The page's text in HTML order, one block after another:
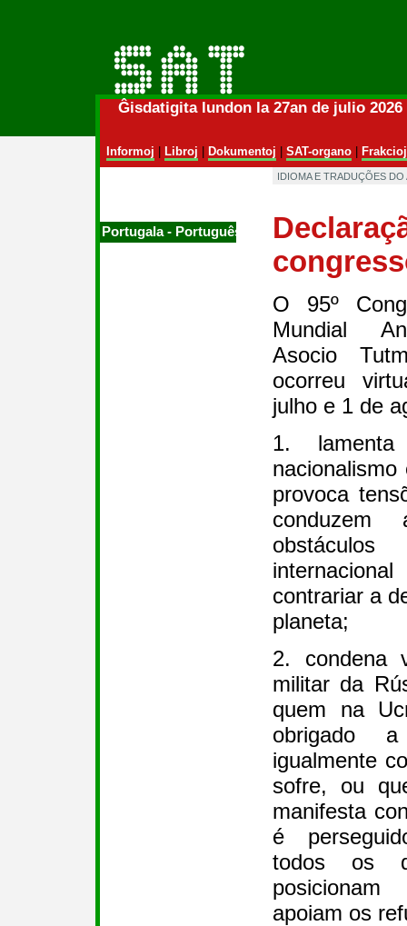
Ĝisdatigita lundon la 27an de julio
Informoj Libroj Dokumentoj SAT-organo| Frakcioj
Portugala ‑ Português
IDIOMA E TRADUÇÕES
O 95º
Mundial
Asocio
ocorreu
julho e 1 de
1.
provoca
contrariar a
planeta;
2. condena
militar da
quem na
obrigado
igualmente
sofre, ou
manifesta
é
todos os
apoiam os